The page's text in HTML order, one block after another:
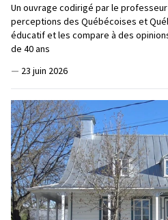
Un ouvrage codirigé par le
perceptions des Québécoises et
éducatif et les compare à des
de 40 ans
— 23 juin 2026